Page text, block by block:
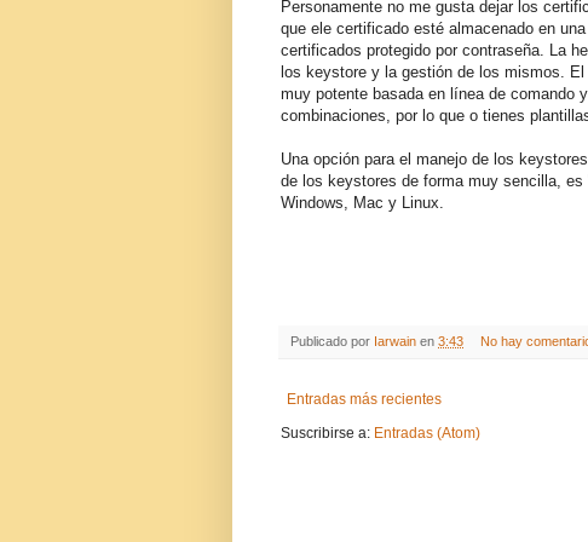
Personamente no me gusta dejar los
que ele certificado esté almacenado en
certificados protegido por contraseña. La
los keystore y la gestión de los mismos.
muy potente basada en línea de comando
combinaciones, por lo que o tienes
Una opción para el manejo de los
de los keystores de forma muy sencilla,
Windows, Mac y Linux.
Publicado por Iarwain en 3:43 No hay
Entradas más recientes
Suscribirse a: Entradas (Atom)